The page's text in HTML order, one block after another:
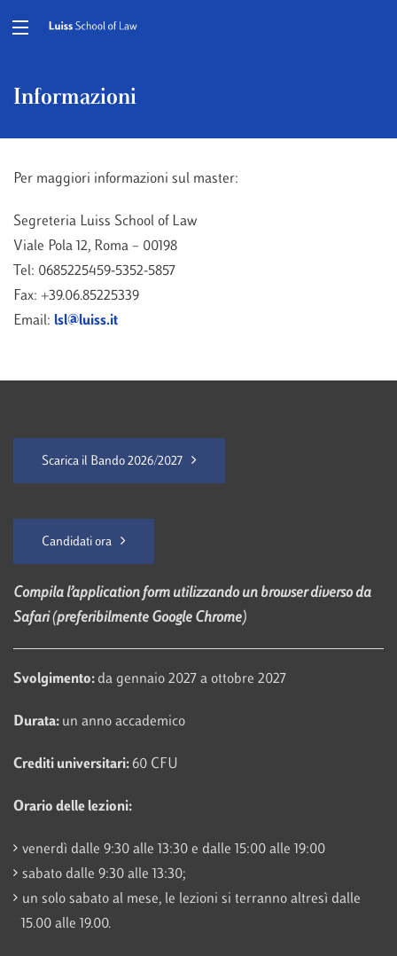
Informazioni
Per maggiori informazioni sul master:
Segreteria Luiss School of Law
Viale Pola 12, Roma – 00198
Tel: 0685225459-5352-5857
Fax: +39.06.85225339
Email: lsl@luiss.it
Scarica il Bando 2026/2027
Candidati ora
Compila l’application form utilizzando un browser diverso da
Safari (preferibilmente Google Chrome)
Svolgimento: da gennaio 2027 a ottobre 2027
Durata: un anno accademico
Crediti universitari:60 CFU
Orario delle lezioni:
venerdì dalle 9:30 alle 13:30 e dalle 15:00 alle 19:00
sabato dalle 9:30 alle 13:30;
un solo sabato al mese, le lezioni si terranno altresì dalle
15.00 alle 19.00.